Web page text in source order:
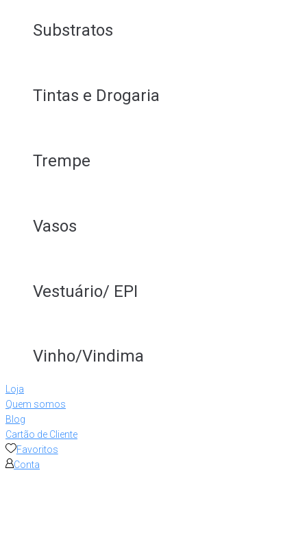
Substratos
Tintas e Drogaria
Trempe
Vasos
Vestuário/ EPI
Vinho/Vindima
Loja
Quem somos
Blog
Cartão de Cliente
Favoritos
Conta